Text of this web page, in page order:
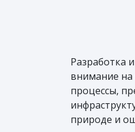
Разработка
внимание
процессы,
природе и